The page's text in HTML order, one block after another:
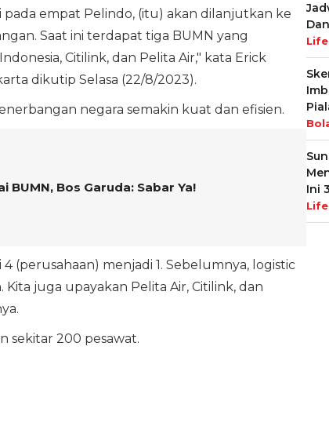
empat Pelindo, (itu) akan dilanjutkan ke
Saat ini terdapat tiga BUMN yang
Citilink, dan Pelita Air," kata Erick
dikutip Selasa (22/8/2023).
negara semakin kuat dan efisien.
Bos Garuda: Sabar Ya!
(perusahaan) menjadi 1. Sebelumnya, logistic
Kita juga upayakan Pelita Air, Citilink, dan
sekitar 200 pesawat.
Ini